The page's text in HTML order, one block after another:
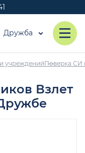
Дружба
учрежденийПоверка СИ
Взлет